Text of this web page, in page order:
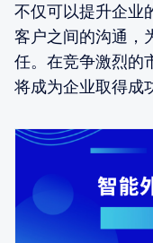
不仅可以提升企业
客户之间的沟通，
任。在竞争激烈的
将成为企业取得成